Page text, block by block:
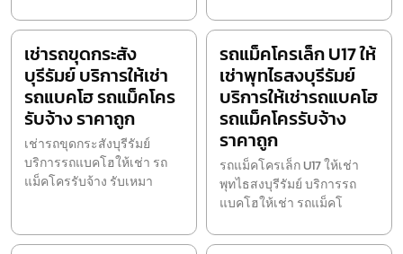
เช่ารถขุดกระสัง
บุรีรัมย์ บริการให้เช่า
รถแบคโฮ รถแม็คโคร
รับจ้าง ราคาถูก
เช่ารถขุดกระสังบุรีรัมย์
บริการรถแบคโฮให้เช่า รถ
แม็คโครรับจ้าง รับเหมา
รถแม็คโครเล็ก U17 ให้
เช่าพุทไธสงบุรีรัมย์
บริการให้เช่ารถแบคโฮ
รถแม็คโครรับจ้าง
ราคาถูก
รถแม็คโครเล็ก U17 ให้เช่า
พุทไธสงบุรีรัมย์ บริการรถ
แบคโฮให้เช่า รถแม็คโ